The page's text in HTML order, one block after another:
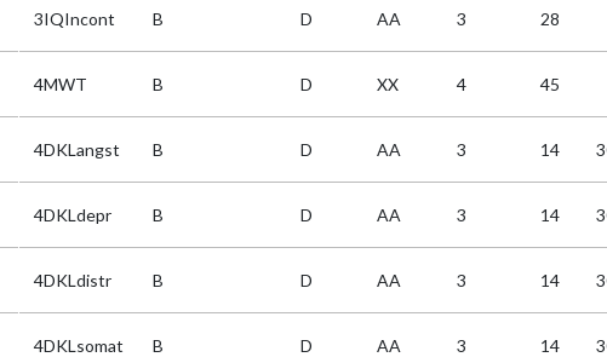
3IQIncont B D AA 3 28
4MWT B D XX 4 45
4DKLangst B D AA 3 14
4DKLdepr B D AA 3 14
4DKLdistr B D AA 3 14
4DKLsomat B D AA 3 14